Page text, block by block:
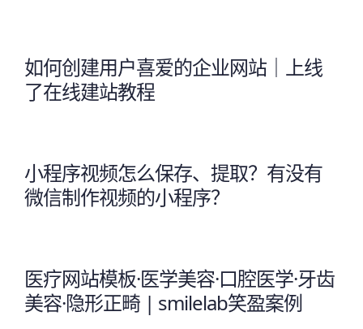
如何创建用户喜爱的企业网站｜上线
了在线建站教程
小程序视频怎么保存、提取？有没有
微信制作视频的小程序？
医疗网站模板·医学美容·口腔医学·牙齿
美容·隐形正畸 | smilelab笑盈案例